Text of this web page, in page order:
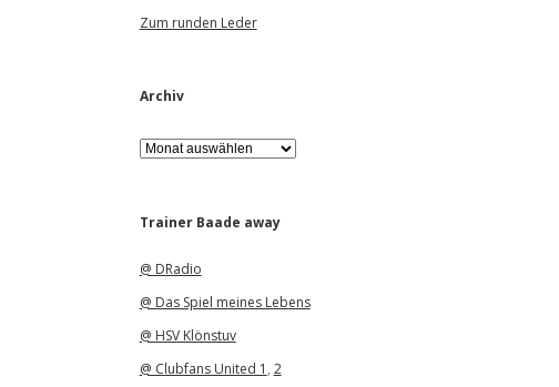
Zum runden Leder
Archiv
A
r
iTrainer Baade away
@ DRadio
@ Das Spiel meines Lebens
@ HSV Klönstuv
@ Clubfans United 1 , 2